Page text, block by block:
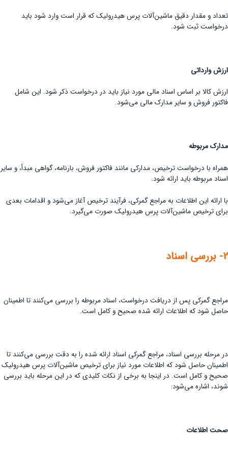
تعداد و مقدار دقیق ماشین‌آلات پرس هیدرولیک که قرار است وارد شود باید
درخواست ثبت شود.
ارزش وارداتی
ارزش کالا بر اساس اسناد مالی مورد نیاز باید در درخواست ذکر شود. این شامل
فاکتور فروش و سایر مدارک مالی می‌شود.
مدارک مربوطه
همراه با درخواست ترخیص، مدارکی مانند فاکتور فروش، بارنامه، گواهی مبدأ، و سایر
اسناد مربوطه باید ارائه شود.
با ارائه این اطلاعات به مراجع گمرکی، فرآیند ترخیص آغاز می‌شود و اقدامات بعدی
برای ترخیص ماشین‌آلات پرس هیدرولیک صورت می‌گیرد.
2- بررسی اسناد
مراجع گمرکی پس از دریافت درخواست، اسناد مربوطه را بررسی می‌کنند تا اطمینان
حاصل شود که اطلاعات ارائه شده صحیح و کامل است.
در مرحله بررسی اسناد، مراجع گمرکی اسناد ارائه شده را به دقت بررسی می‌کنند تا
اطمینان حاصل شود که اطلاعات مورد نیاز برای ترخیص ماشین‌آلات پرس هیدرولیک
صحیح و کامل است. در اینجا به برخی از نکات کلیدی که در این مرحله باید بررسی
شوند، اشاره می‌شود:
صحت اطلاعات